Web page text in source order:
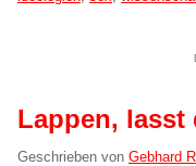
Lappen,
Geschrieben von Gebhard